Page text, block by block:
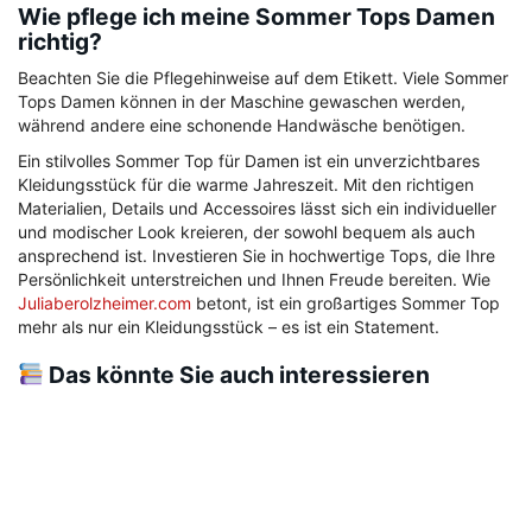
Wie pflege ich meine Sommer Tops Damen
richtig?
Beachten Sie die Pflegehinweise auf dem Etikett. Viele Sommer
Tops Damen können in der Maschine gewaschen werden,
während andere eine schonende Handwäsche benötigen.
Ein stilvolles Sommer Top für Damen ist ein unverzichtbares
Kleidungsstück für die warme Jahreszeit. Mit den richtigen
Materialien, Details und Accessoires lässt sich ein individueller
und modischer Look kreieren, der sowohl bequem als auch
ansprechend ist. Investieren Sie in hochwertige Tops, die Ihre
Persönlichkeit unterstreichen und Ihnen Freude bereiten. Wie
Juliaberolzheimer.com betont, ist ein großartiges Sommer Top
mehr als nur ein Kleidungsstück – es ist ein Statement.
Das könnte Sie auch interessieren